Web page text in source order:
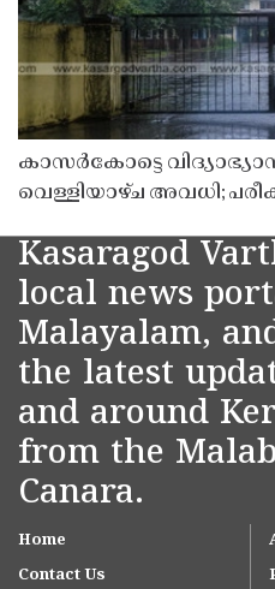
കാസർകോട്ടെ
വെള്ളിയാഴ്ച അവധി;
Kasaragod
local news
Malayalam,
the latest
and around
from the
Canara.
Home
Contact Us